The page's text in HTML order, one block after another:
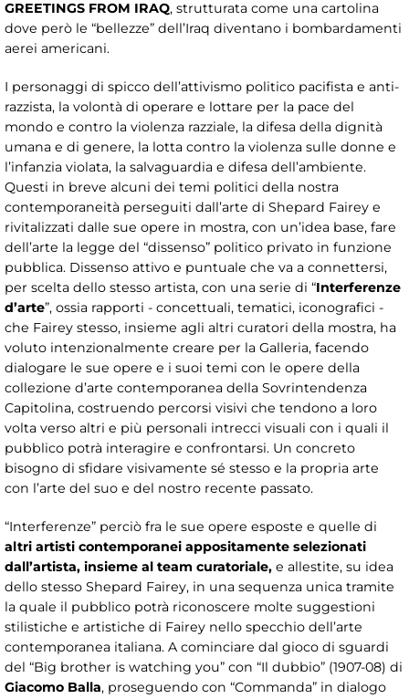
GREETINGS FROM IRAQ, strutturata come una cartolina
dove però le “bellezze” dell’Iraq diventano i bombardamenti
aerei americani.
I personaggi di spicco dell’attivismo politico pacifista e anti-
razzista, la volontà di operare e lottare per la pace del
mondo e contro la violenza razziale, la difesa della dignità
umana e di genere, la lotta contro la violenza sulle donne e
l’infanzia violata, la salvaguardia e difesa dell’ambiente.
Questi in breve alcuni dei temi politici della nostra
contemporaneità perseguiti dall’arte di Shepard Fairey e
rivitalizzati dalle sue opere in mostra, con un’idea base, fare
dell’arte la legge del “dissenso” politico privato in funzione
pubblica. Dissenso attivo e puntuale che va a connettersi,
per scelta dello stesso artista, con una serie di “Interferenze
d’arte”, ossia rapporti - concettuali, tematici, iconografici -
che Fairey stesso, insieme agli altri curatori della mostra, ha
voluto intenzionalmente creare per la Galleria, facendo
dialogare le sue opere e i suoi temi con le opere della
collezione d’arte contemporanea della Sovrintendenza
Capitolina, costruendo percorsi visivi che tendono a loro
volta verso altri e più personali intrecci visuali con i quali il
pubblico potrà interagire e confrontarsi. Un concreto
bisogno di sfidare visivamente sé stesso e la propria arte
con l’arte del suo e del nostro recente passato.
“Interferenze” perciò fra le sue opere esposte e quelle di
altri artisti contemporanei appositamente selezionati
dall’artista, insieme al team curatoriale, e allestite, su idea
dello stesso Shepard Fairey, in una sequenza unica tramite
la quale il pubblico potrà riconoscere molte suggestioni
stilistiche e artistiche di Fairey nello specchio dell’arte
contemporanea italiana. A cominciare dal gioco di sguardi
del “Big brother is watching you” con “Il dubbio” (1907-08) di
Giacomo Balla, proseguendo con “Commanda” in dialogo